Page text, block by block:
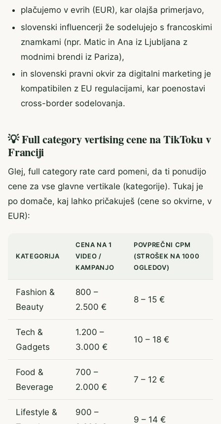
plačujemo v evrih (EUR), kar olajša primerjavo,
slovenski influencerji že sodelujejo s francoskimi
znamkami (npr. Matic in Ana iz Ljubljana z
modnimi brendi iz Pariza),
in slovenski pravni okvir za digitalni marketing je
kompatibilen z EU regulacijami, kar poenostavi
cross-border sodelovanja.
💡 Full category vertising cene na TikToku v
Franciji
Glej, full category rate card pomeni, da ti ponudijo
cene za vse glavne vertikale (kategorije). Tukaj je
po domače, kaj lahko pričakuješ (cene so okvirne, v
EUR):
KATEGORIJA
CENA NA 1
VIDEO /
KAMPANJO
POVPREČNI CPM
(STROŠEK NA 1000
OGLEDOV)
Fashion &
Beauty
800 –
2.500 €
8 – 15 €
Tech &
Gadgets
1.200 –
3.000 €
10 – 18 €
Food &
Beverage
700 –
2.000 €
7 – 12 €
Lifestyle &
900 –
9 – 14 €